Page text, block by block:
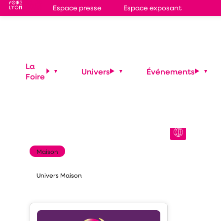
Espace presse Espace exposant
MISTER
NORD
Maison
Univers Maison
La
Foire
Univers Événements